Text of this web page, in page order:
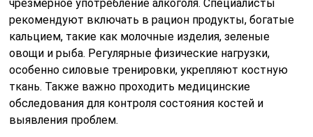
чрезмерное употребление алкоголя. Специалисты
рекомендуют включать в рацион продукты, богатые
кальцием, такие как молочные изделия, зеленые
овощи и рыба. Регулярные физические нагрузки,
особенно силовые тренировки, укрепляют костную
ткань. Также важно проходить медицинские
обследования для контроля состояния костей и
выявления проблем.